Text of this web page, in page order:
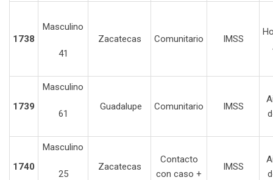
1738
Masculino
41
Zacatecas Comunitario IMSS
1739
Masculino
61
Guadalupe Comunitario IMSS
1740
Masculino
25
Zacatecas
Contacto
con caso +
IMSS